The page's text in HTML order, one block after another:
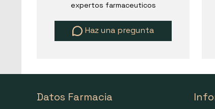
expertos farmaceuticos
Haz una pregunta
Datos Farmacia